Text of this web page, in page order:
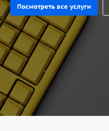
Посмотреть все услуги